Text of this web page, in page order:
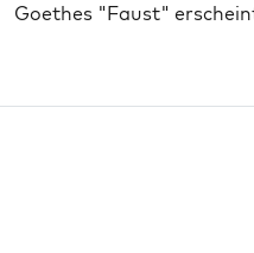
Goethes "Faust"